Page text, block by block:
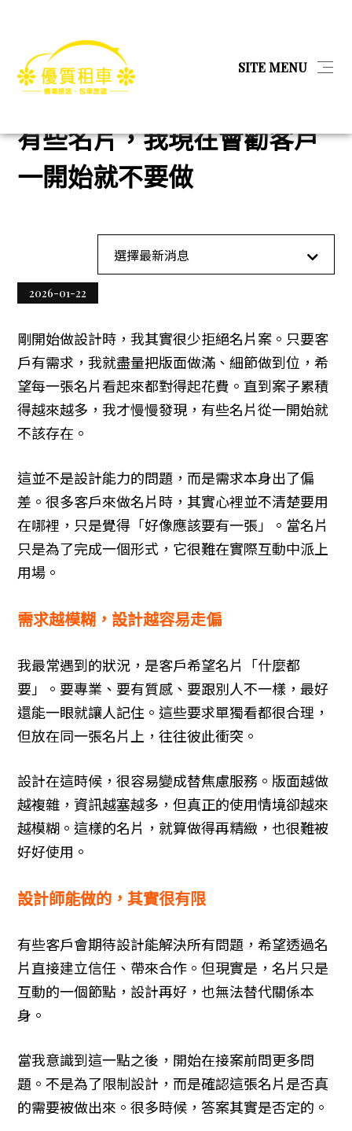
SITE MENU简体
最新消息
相本全分類
問與答
聯絡資訊
首頁
工業工程
有些名片，我現在會勸客戶一開始就不要做
有些名片，我現在會勸客戶
一開始就不要做
選擇最新消息
全部消息
娛樂經紀
工業工程
服務
設計服務
旅遊
房地產
八大
企業
租車旅遊
2026-01-22
剛開始做設計時，我其實很少拒絕名片案。只要客
戶有需求，我就盡量把版面做滿、細節做到位，希
望每一張名片看起來都對得起花費。直到案子累積
得越來越多，我才慢慢發現，有些名片從一開始就
不該存在。
這並不是設計能力的問題，而是需求本身出了偏
差。很多客戶來做名片時，其實心裡並不清楚要用
在哪裡，只是覺得「好像應該要有一張」。當名片
只是為了完成一個形式，它很難在實際互動中派上
用場。
需求越模糊，設計越容易走偏
我最常遇到的狀況，是客戶希望名片「什麼都
要」。要專業、要有質感、要跟別人不一樣，最好
還能一眼就讓人記住。這些要求單獨看都很合理，
但放在同一張名片上，往往彼此衝突。
設計在這時候，很容易變成替焦慮服務。版面越做
越複雜，資訊越塞越多，但真正的使用情境卻越來
越模糊。這樣的名片，就算做得再精緻，也很難被
好好使用。
設計師能做的，其實很有限
有些客戶會期待設計能解決所有問題，希望透過名
片直接建立信任、帶來合作。但現實是，名片只是
互動的一個節點，設計再好，也無法替代關係本
身。
當我意識到這一點之後，開始在接案前問更多問
題。不是為了限制設計，而是確認這張名片是否真
的需要被做出來。很多時候，答案其實是否定的。